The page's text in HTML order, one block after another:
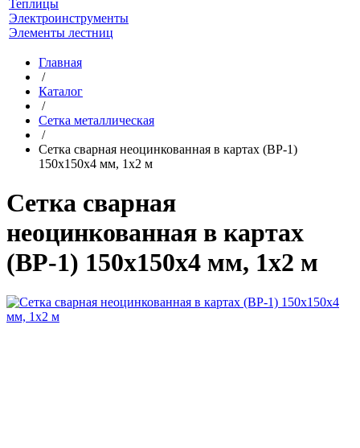
Теплицы
Электроинструменты
Элементы лестниц
Главная
/
Каталог
/
Сетка металлическая
/
Сетка сварная неоцинкованная в картах (ВР-1)
150x150x4 мм, 1x2 м
Сетка сварная
неоцинкованная в картах
(ВР-1) 150x150x4 мм, 1x2 м